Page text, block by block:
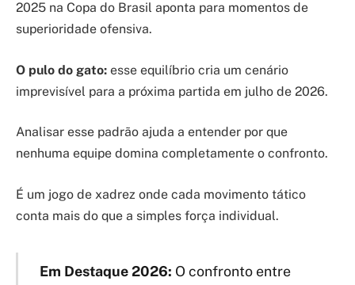
2025 na Copa do Brasil aponta para momentos de
superioridade ofensiva.
O pulo do gato: esse equilíbrio cria um cenário
imprevisível para a próxima partida em julho de 2026.
Analisar esse padrão ajuda a entender por que
nenhuma equipe domina completamente o confronto.
É um jogo de xadrez onde cada movimento tático
conta mais do que a simples força individual.
Em Destaque 2026: O confronto entre